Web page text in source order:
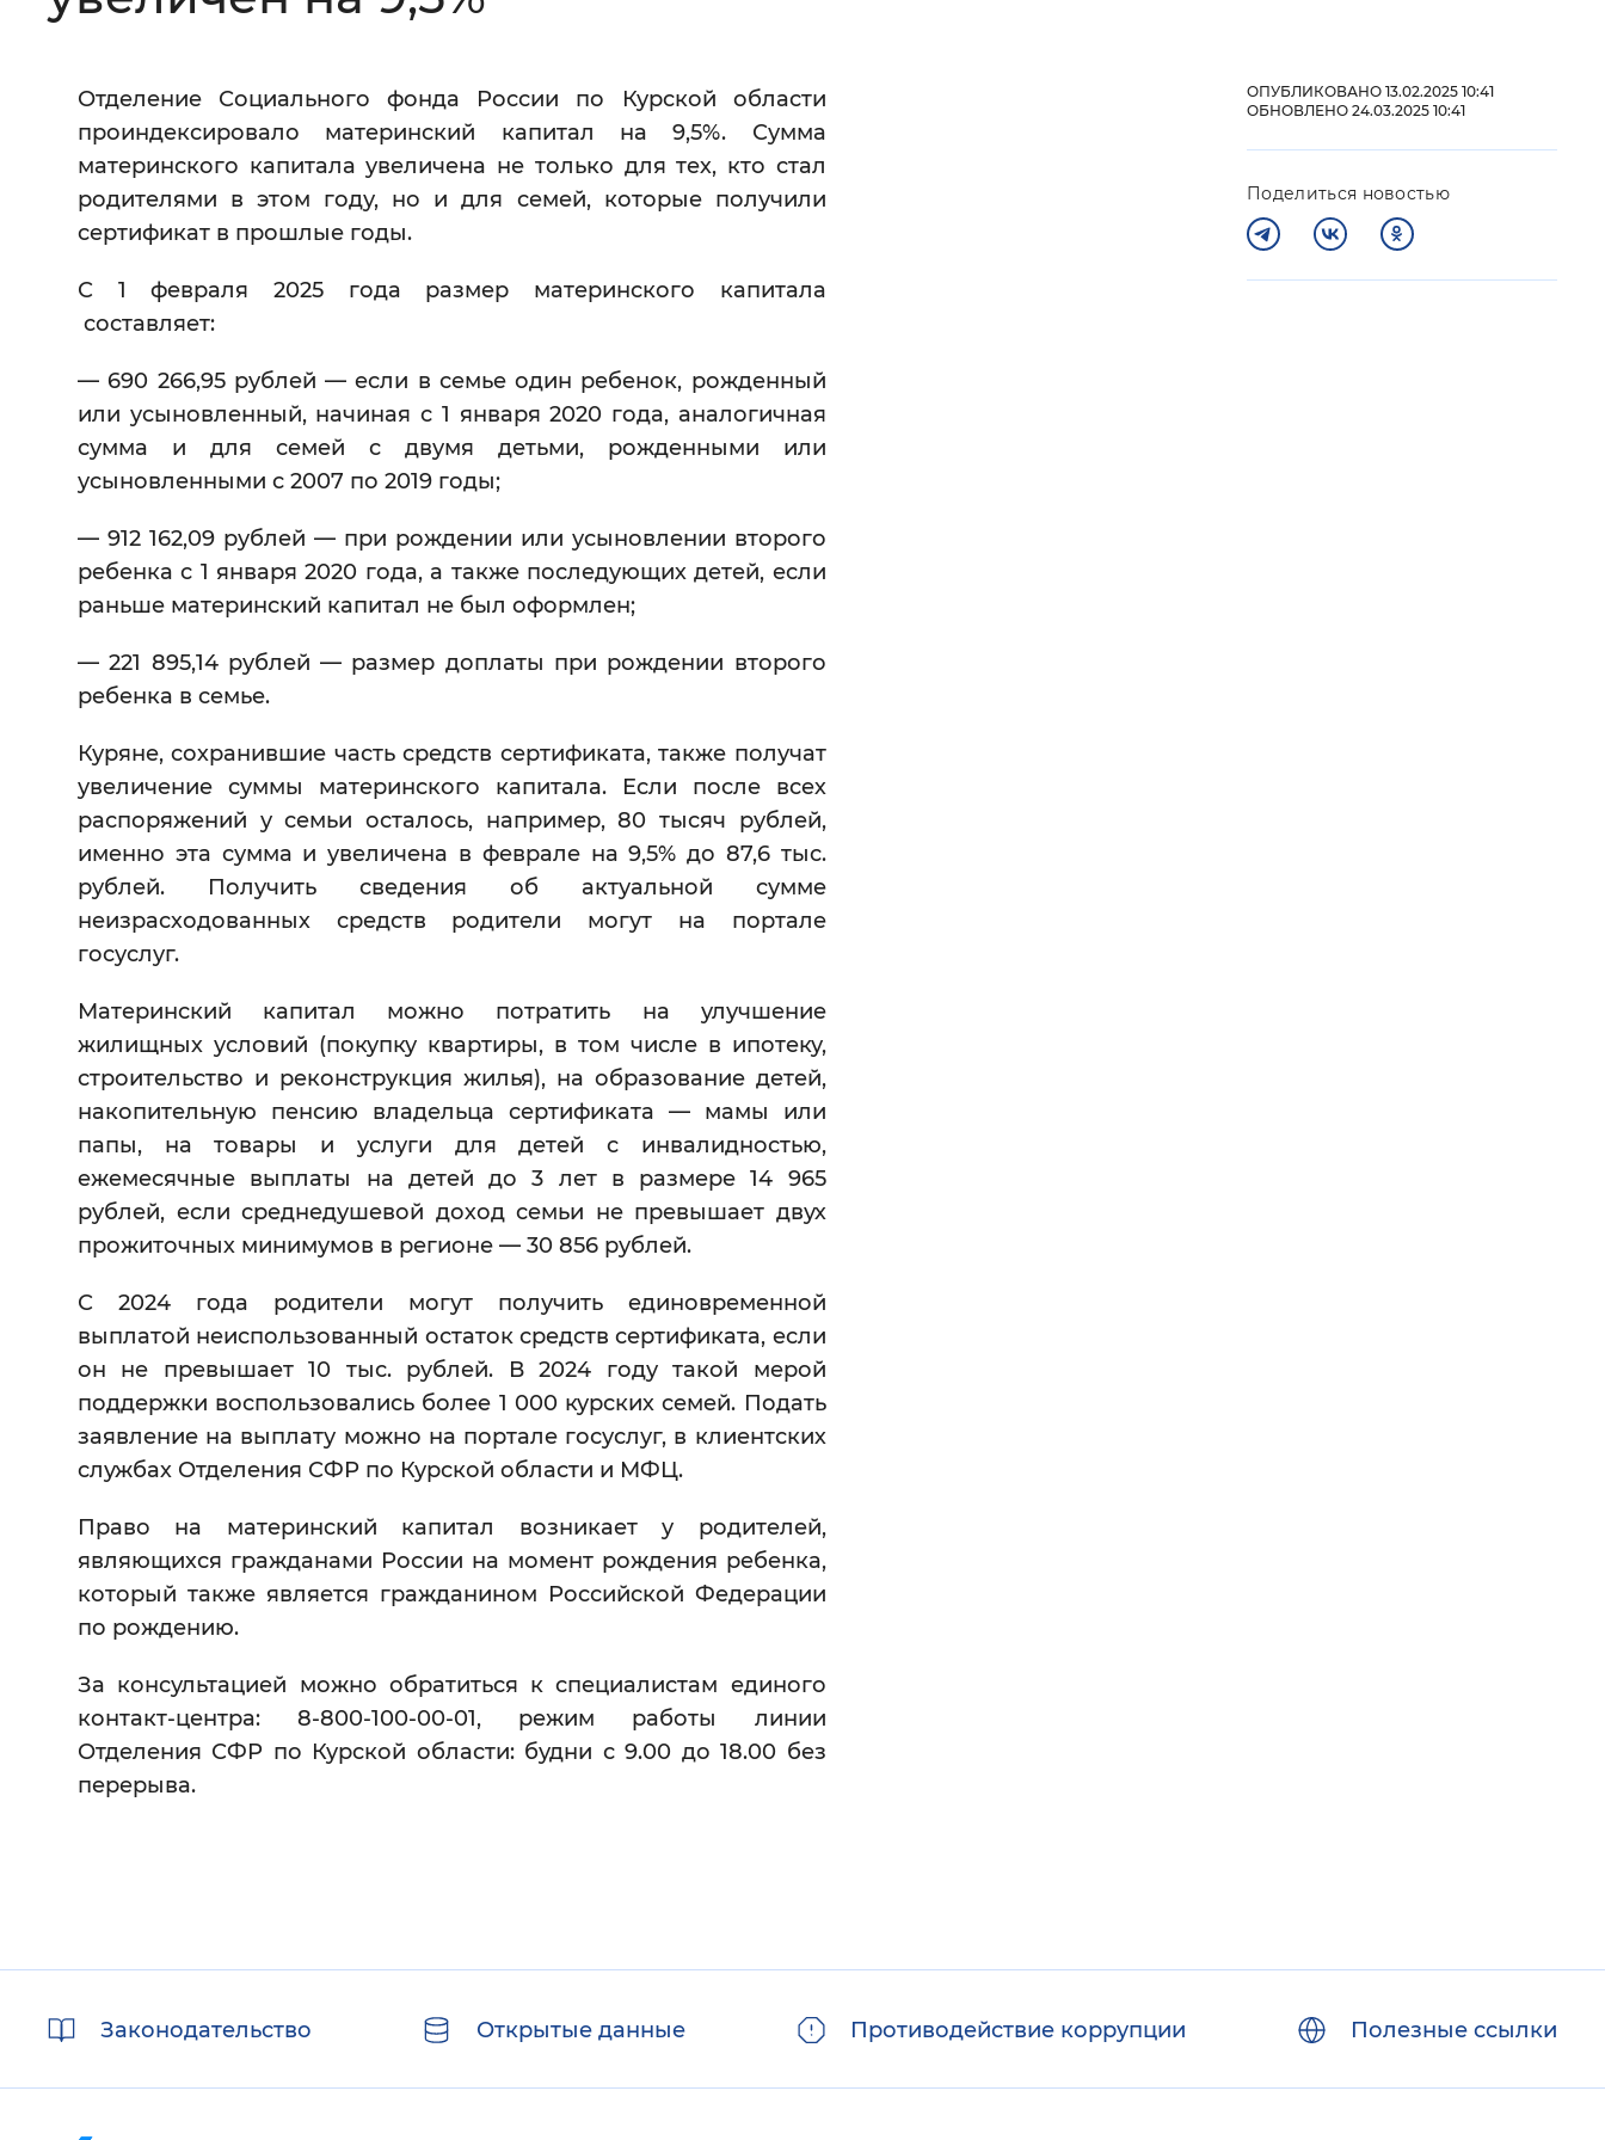
Изображения: Включены Выключены
Звуковой ассистент :
Вернуть стандартные настройки
Отделение Социального фонда России по Курской области
проиндексировало материнский капитал на 9,5%. Сумма
материнского капитала увеличена не только для тех, кто стал
родителями в этом году, но и для семей, которые получили
сертификат в прошлые годы.
С 1 февраля 2025 года размер материнского капитала
составляет:
— 690 266,95 рублей — если в семье один ребенок, рожденный
или усыновленный, начиная с 1 января 2020 года, аналогичная
сумма и для семей с двумя детьми, рожденными или
усыновленными с 2007 по 2019 годы;
— 912 162,09 рублей — при рождении или усыновлении второго
ребенка с 1 января 2020 года, а также последующих детей, если
раньше материнский капитал не был оформлен;
— 221 895,14 рублей — размер доплаты при рождении второго
ребенка в семье.
Куряне, сохранившие часть средств сертификата, также получат
увеличение суммы материнского капитала. Если после всех
распоряжений у семьи осталось, например, 80 тысяч рублей,
именно эта сумма и увеличена в феврале на 9,5% до 87,6 тыс.
рублей. Получить сведения об актуальной сумме
неизрасходованных средств родители могут на портале
госуслуг.
Материнский капитал можно потратить на улучшение
жилищных условий (покупку квартиры, в том числе в ипотеку,
строительство и реконструкция жилья), на образование детей,
накопительную пенсию владельца сертификата — мамы или
папы, на товары и услуги для детей с инвалидностью,
ежемесячные выплаты на детей до 3 лет в размере 14 965
рублей, если среднедушевой доход семьи не превышает двух
прожиточных минимумов в регионе — 30 856 рублей.
С 2024 года родители могут получить единовременной
выплатой неиспользованный остаток средств сертификата, если
он не превышает 10 тыс. рублей. В 2024 году такой мерой
поддержки воспользовались более 1 000 курских семей. Подать
заявление на выплату можно на портале госуслуг, в клиентских
службах Отделения СФР по Курской области и МФЦ.
Право на материнский капитал возникает у родителей,
являющихся гражданами России на момент рождения ребенка,
который также является гражданином Российской Федерации
по рождению.
За консультацией можно обратиться к специалистам единого
контакт-центра: 8-800-100-00-01, режим работы линии
Отделения СФР по Курской области: будни с 9.00 до 18.00 без
перерыва.
ОПУБЛИКОВАНО 13.02.2025 10:41
ОБНОВЛЕНО 24.03.2025 10:41
Поделиться новостью
ссылкиЗаконодательство Открытые данные Противодействие коррупции Полезные ссылки